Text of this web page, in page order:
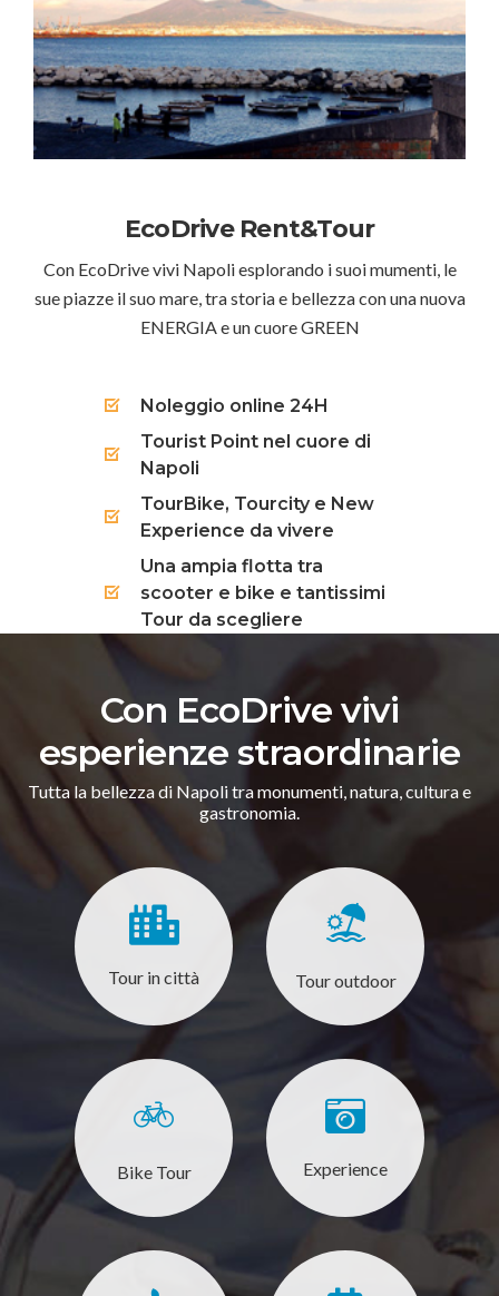
EcoDrive Rent&Tour
Con EcoDrive vivi Napoli esplorando i suoi mumenti, le
sue piazze il suo mare, tra storia e bellezza con una nuova
ENERGIA e un cuore GREEN
Noleggio online 24H
Tourist Point nel cuore di
Napoli
TourBike, Tourcity e New
Experience da vivere
Una ampia flotta tra
scooter e bike e tantissimi
Tour da scegliere
Con EcoDrive vivi
esperienze straordinarie
Tutta la bellezza di Napoli tra monumenti, natura, cultura e
gastronomia.
Tour in città Tour outdoor
Bike Tour Experience